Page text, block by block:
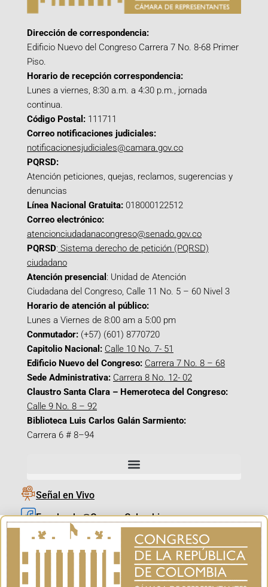
Dirección de correspondencia:
Edificio Nuevo del Congreso Carrera 7 No. 8-68 Primer
Piso.
Horario de recepción correspondencia:
Lunes a viernes, 8:30 a.m. a 4:30 p.m., jornada
continua.
Código Postal: 111711
Correo notificaciones judiciales:
notificacionesjudiciales@camara.gov.co
PQRSD:
Atención peticiones, quejas, reclamos, sugerencias y
denuncias
Línea Nacional Gratuita: 018000122512
Correo electrónico:
atencionciudadanacongreso@senado.gov.co
PQRSD: Sistema derecho de petición (PQRSD)
ciudadano
Atención presencial : Unidad de Atención
Ciudadana del Congreso, Calle 11 No. 5 – 60 Nivel 3
Horario de atención al público:
Lunes a Viernes de 8:00 am a 5:00 pm
Conmutador: (+57) (601) 8770720
Capitolio Nacional: Calle 10 No. 7- 51
Edificio Nuevo del Congreso: Carrera 7 No. 8 – 68
Sede Administrativa: Carrera 8 No. 12- 02
Claustro Santa Clara – Hemeroteca del Congreso:
Calle 9 No. 8 – 92
Biblioteca Luis Carlos Galán Sarmiento:
Carrera 6 # 8–94
Señal en Vivo
Facebook_@CamaraColombia
Instagram_@CamaraColombia
X_@CamaraColombia
Youtube_@CamaraColombia